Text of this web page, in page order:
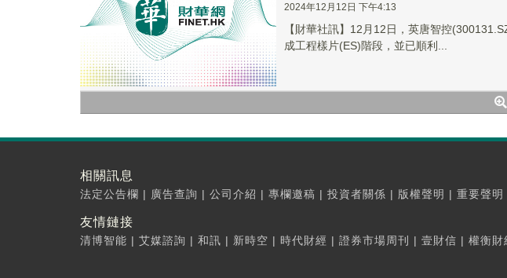
2024年12月12日 下午4:13
【財華社訊】12月12日，英唐智控
成工程樣片(ES)階段，並已順利...
相關訊息
法定公告欄 | 廣告查詢 | 公司介紹 | 專欄邀稿 | 投資者關係 | 版權聲明 | 重要聲明
友情鏈接
清博智能 | 艾媒諮詢 | 和訊 | 新時空 | 時代財經 | 證券市場周刊 | 壹財信 | 權衡財